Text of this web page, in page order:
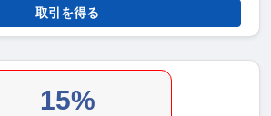
取引を得る
15%